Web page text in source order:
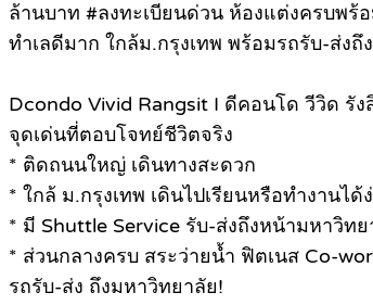
ล้านบาท #ลงทะเบียนด่วน ห้องแต่งครบพร้
ทำเลดีมาก ใกล้ม.กรุงเทพ พร้อมรถรับ-ส่งถึ
Dcondo Vivid Rangsit I ดีคอนโด วีวิด รัง
จุดเด่นที่ตอบโจทย์ชีวิตจริง
* ติดถนนใหญ่ เดินทางสะดวก
* ใกล้ ม.กรุงเทพ เดินไปเรียนหรือทำงานได้
* มี Shuttle Service รับ-ส่งถึงหน้ามหาวิทย
* ส่วนกลางครบ สระว่ายน้ำ ฟิตเนส Co-
รถรับ-ส่ง ถึงมหาวิทยาลัย!